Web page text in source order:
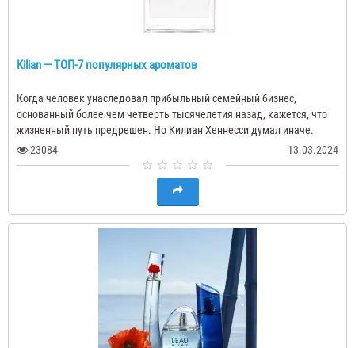
Kilian — ТОП-7 популярных ароматов
Когда человек унаследовал прибыльный семейный бизнес,
основанный более чем четверть тысячелетия назад, кажется, что
жизненный путь предрешен. Но Килиан Хеннесси думал иначе.
Предки создали настоящую к..
23084 13.03.2024